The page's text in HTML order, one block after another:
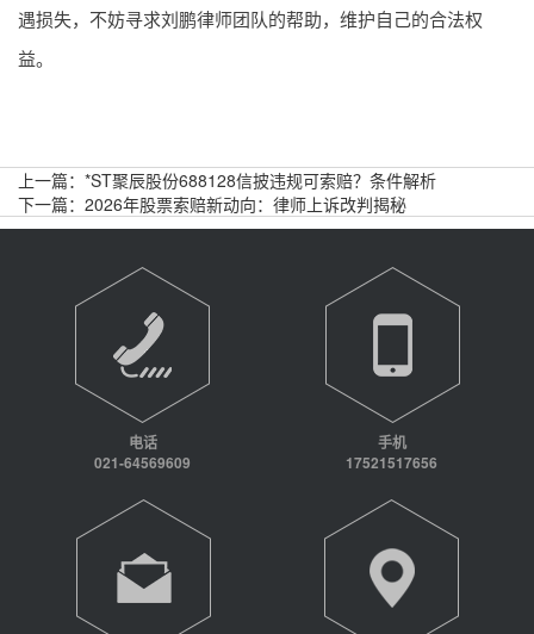
师凭借其专业的法律知识、丰富的实践经验和对股民权益的保
护意识，扮演着多个关键角色。他为股民提供了全方位的维权
益。
上一篇：*ST聚辰股份688128信披违规可索赔？条件解析
2026年股票索赔新动向：律师上诉改判揭秘
电话
021-64569609
手机
17521517656